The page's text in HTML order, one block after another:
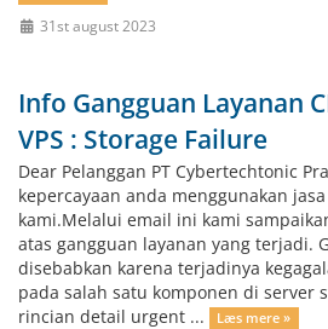
31st august 2023
Info Gangguan Layanan
VPS : Storage Failure
Dear Pelanggan PT Cybertechtonic
kepercayaan anda menggunakan
kami.Melalui email ini kami
atas gangguan layanan yang terjadi.
disebabkan karena terjadinya
pada salah satu komponen di server
rincian detail urgent ...
Læs mere »